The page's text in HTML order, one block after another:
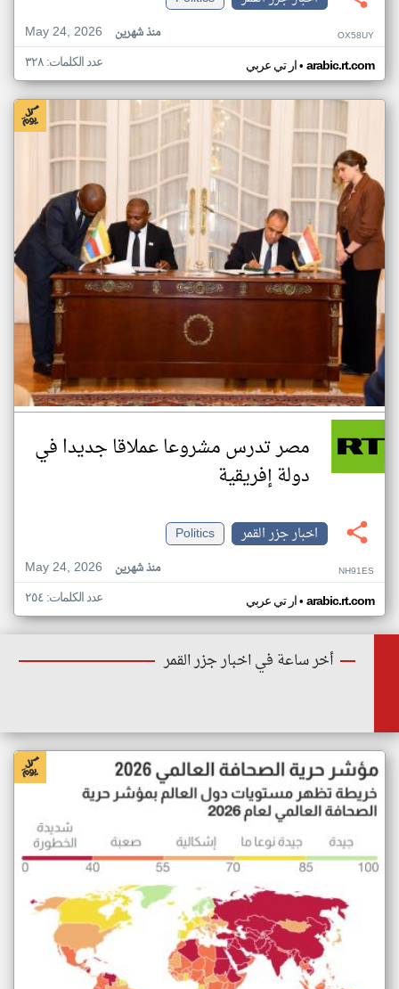
May 24, 2026
منذ شهرين OX58UY
ار تي عربي• arabic.rt.com عدد الكلمات: ٣٢٨
مصر تدرس مشروعا عملاقا جديدا في
دولة إفريقية
اخبار جزر القمر
Politics
May 24, 2026
منذ شهرين NH91ES
ار تي عربي• arabic.rt.com عدد الكلمات: ٢٥٤
أخر ساعة في اخبار جزر القمر